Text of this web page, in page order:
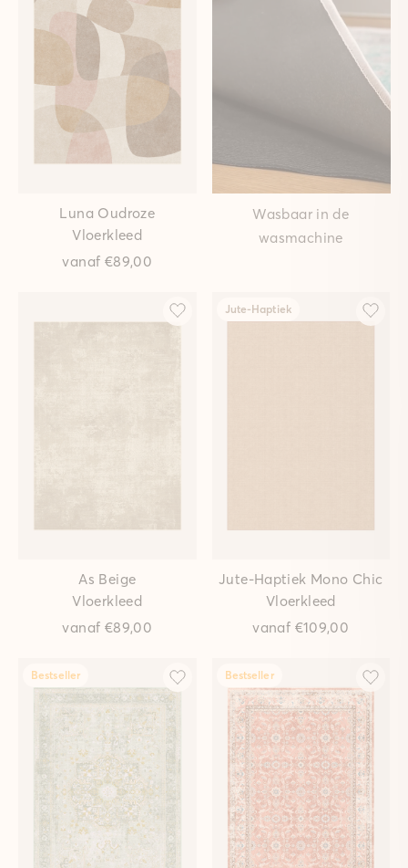
Luna Oudroze
Vloerkleed
vanaf €89,00
Wasbaar in de
wasmachine
As Beige
Vloerkleed
vanaf €89,00
Jute-Haptiek
Jute-Haptiek Mono Chic
Vloerkleed
vanaf €109,00
Bestseller Bestseller